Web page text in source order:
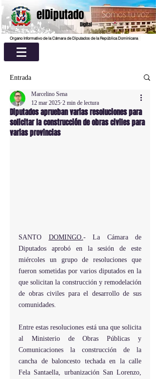
elDiputado
Digital
Organo Informativo de la Cámara de Diputados de la República Dominicana
Entrada
Diputados aprueban varias resoluciones para
solicitar la construcción de obras civiles para
varias provincias
Marcelino Sena
12 mar 2025 2 min de lectura
SANTO DOMINGO. - La Cámara de
Diputados aprobó en la sesión de este
miércoles un grupo de resoluciones que
fueron sometidas por varios diputados en la
que solicitan la construcción y remodelación
de obras civiles para el desarrollo de sus
comunidades.
Entre estas resoluciones está una que solicita
al Ministerio de Obras Públicas y
Comunicaciones la construcción de la
cancha de baloncesto techada en la calle
Fela Santaella, urbanización San Lorenzo,